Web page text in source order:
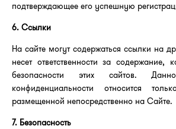
подтверждающее его успешную
6. Ссылки
На сайте могут содержаться ссылки на
несет ответственности за содержание,
безопасности этих сайтов.
конфиденциальности относится
размещенной непосредственно на Сайте.
7. Безопасность